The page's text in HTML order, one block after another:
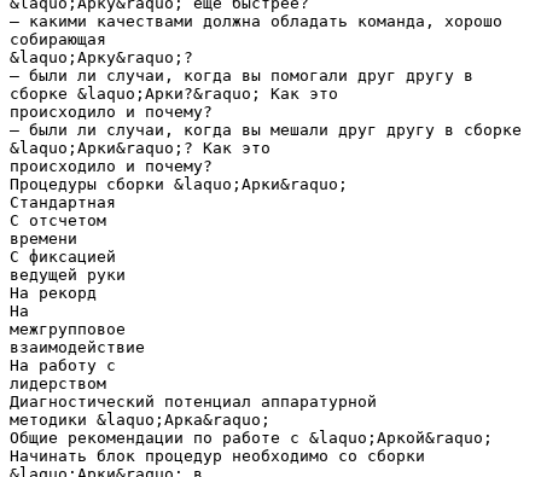
— какими качествами должна обладать команда, хорошо
собирающая
&laquo;Арку&raquo;?
— были ли случаи, когда вы помогали друг другу в
сборке &laquo;Арки?&raquo; Как это
происходило и почему?
— были ли случаи, когда вы мешали друг другу в сборке
&laquo;Арки&raquo;? Как это
происходило и почему?
Процедуры сборки &laquo;Арки&raquo;
Стандартная
С отсчетом
времени
С фиксацией
ведущей руки
На рекорд
На
межгрупповое
взаимодействие
На работу с
лидерством
Диагностический потенциал аппаратурной
методики &laquo;Арка&raquo;
Общие рекомендации по работе с &laquo;Аркой&raquo;
Начинать блок процедур необходимо со сборки